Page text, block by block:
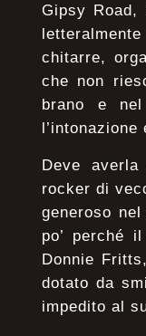
Gipsy
chitarre,
che non
brano e
Deve
rocker di
generoso
po’ perché
Donnie
dotato da
impedito al